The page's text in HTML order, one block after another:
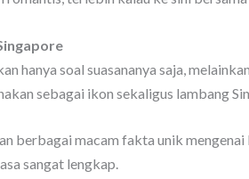
hanya soal suasananya saja,
sebagai ikon sekaligus lambang
berbagai macam fakta unik
sangat lengkap.